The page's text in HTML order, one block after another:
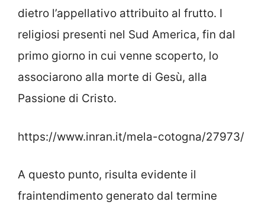
dietro l’appellativo attribuito al frutto. I
religiosi presenti nel Sud America, fin dal
primo giorno in cui venne scoperto, lo
associarono alla morte di Gesù, alla
Passione di Cristo.
https://www.inran.it/mela-cotogna/27973/
A questo punto, risulta evidente il
fraintendimento generato dal termine